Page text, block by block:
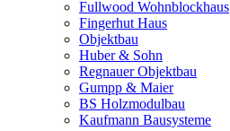
Fullwood Wohnblockhaus
Fingerhut Haus
Objektbau
Huber & Sohn
Regnauer Objektbau
Gumpp & Maier
BS Holzmodulbau
Kaufmann Bausysteme